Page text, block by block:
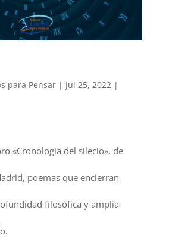
para Pensar| Jul 25, 2022|
«Cronología del silecio», de
poemas que encierran
filosófica y amplia